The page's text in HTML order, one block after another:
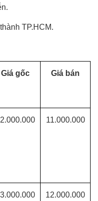
TP.HCM.
Giá gốc Giá bán
11.000.000
12.000.000